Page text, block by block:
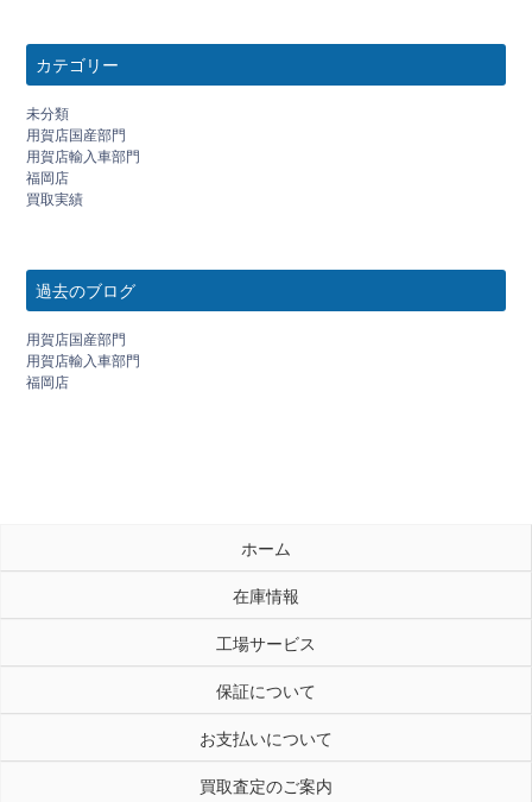
カテゴリー
未分類
用賀店国産部門
用賀店輸入車部門
福岡店
買取実績
過去のブログ
用賀店国産部門
用賀店輸入車部門
福岡店
ホーム
在庫情報
工場サービス
保証について
お支払いについて
買取査定のご案内